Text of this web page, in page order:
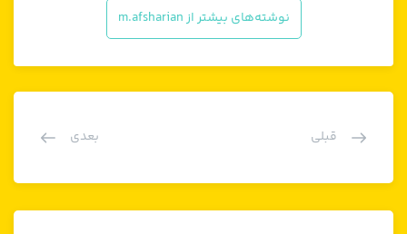
نوشته‌های بیشتر از m.afsharian
قبلی بعدی